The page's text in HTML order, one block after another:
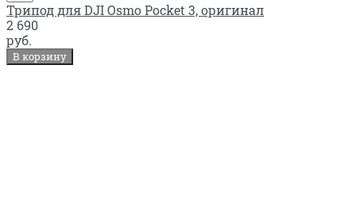
Трипод для DJI Osmo Pocket 3, оригинал
2 690
руб.
В корзину